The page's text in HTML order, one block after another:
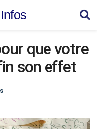
que votre
son effet